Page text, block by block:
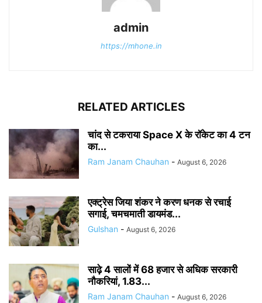
admin
https://mhone.in
RELATED ARTICLES
चांद से टकराया Space X के रॉकेट का 4 टन
का...
Ram Janam Chauhan - August 6, 2026
एक्ट्रेस जिया शंकर ने करण धनक से रचाई
सगाई, चमचमाती डायमंड...
Gulshan - August 6, 2026
साढ़े 4 सालों में 68 हजार से अधिक सरकारी
नौकरियां, 1.83...
Ram Janam Chauhan - August 6, 2026